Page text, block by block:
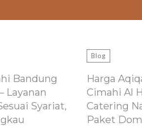
Bandung
Layanan
Syariat,
Blog
Harga
Cimahi Al
Catering
Paket